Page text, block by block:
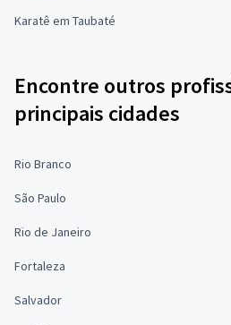
Karatê em Taubaté
Encontre outros
principais cidades
Rio Branco
São Paulo
Rio de Janeiro
Fortaleza
Salvador